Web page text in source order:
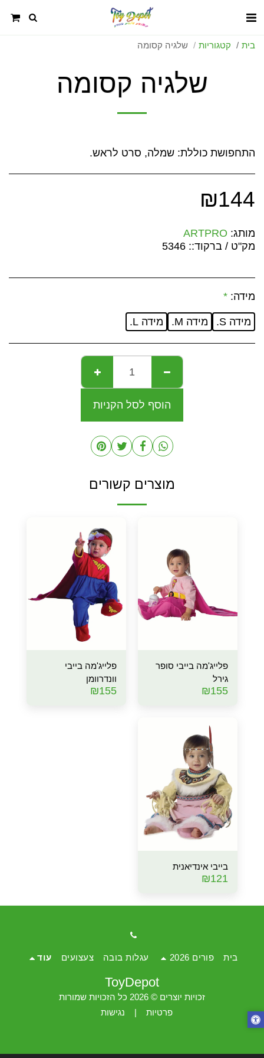
בית קטגוריות שלגיה קסומה
שלגיה קסומה
התחפושת כוללת: שמלה, סרט לראש.
₪144
מותג: ARTPRO
מק"ט / ברקוד:: 5346
מידה: *
מידה S. מידה M. מידה L.
הוסף לסל הקניות
מוצרים קשורים
פלייג'מה בייבי סופר
גירל
₪155
פלייג'מה בייבי
וונדרוומן
₪155
בייבי אינדיאנית
₪121
ToyDepot
זכויות יוצרים © 2026 כל הזכויות שמורות
פרטיות
נגישות
בית פורים 2026 עגלות בובה צעצועים עוד